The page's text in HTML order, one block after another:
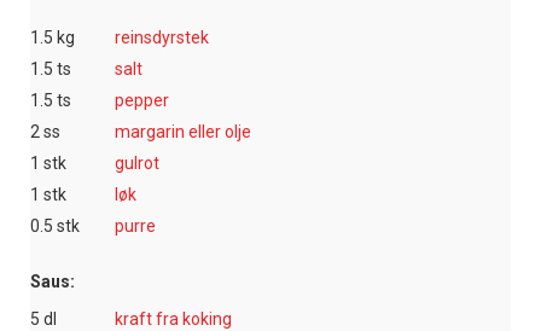
1.5 kg
reinsdyrstek
1.5 ts
salt
1.5 ts
pepper
2 ss
margarin eller olje
1 stk
gulrot
1 stk
løk
0.5 stk
purre
Saus:
5 dl
kraft fra koking